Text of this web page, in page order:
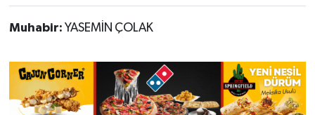
Muhabir: YASEMİN ÇOLAK